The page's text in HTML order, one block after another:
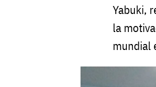
Yabuki,
la
mundial